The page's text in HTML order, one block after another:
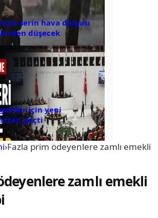
serin hava dalgası
düşecek
için yeni
geçti
›Fazla prim ödeyenlere zamlı emekli
zamlı emekli